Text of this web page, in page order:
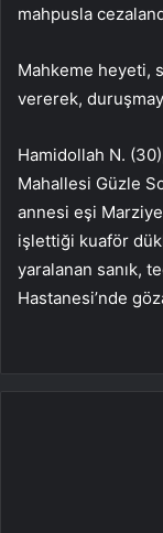
mahpusla
Mahkeme heyeti,
vererek,
Hamidollah N.
Mahallesi Güzle
annesi eşi
işlettiği kuaför
yaralanan sanık,
Hastanesi’nde